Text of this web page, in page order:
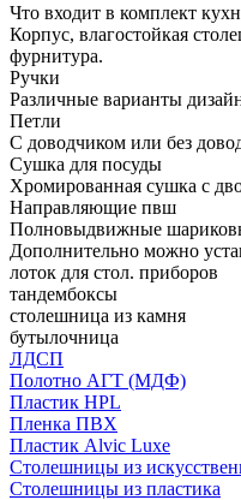
Что входит в комплект
Корпус, влагостойкая
фурнитура.
Ручки
Различные варианты
Петли
С доводчиком или без
Сушка для посуды
Хромированная сушка с
Направляющие пвш
Полновыдвижные
Дополнительно можно
лоток для стол. приборов
тандембоксы
столешница из камня
бутылочница
ЛДСП
Полотно АГТ (МДФ)
Пластик HPL
Пленка ПВХ
Пластик Alvic Luxe
Столешницы из
Столешницы из пластика